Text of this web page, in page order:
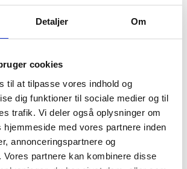
Detaljer Om
cookies
til at tilpasse vores indhold og
dig funktioner til sociale medier og til
trafik. Vi deler også oplysninger om
hjemmeside med vores partnere inden
annonceringspartnere og
Vores partnere kan kombinere disse
TIL KURV
499 kr
returret